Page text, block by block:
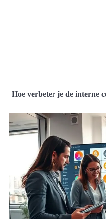
Hoe verbeter je de interne